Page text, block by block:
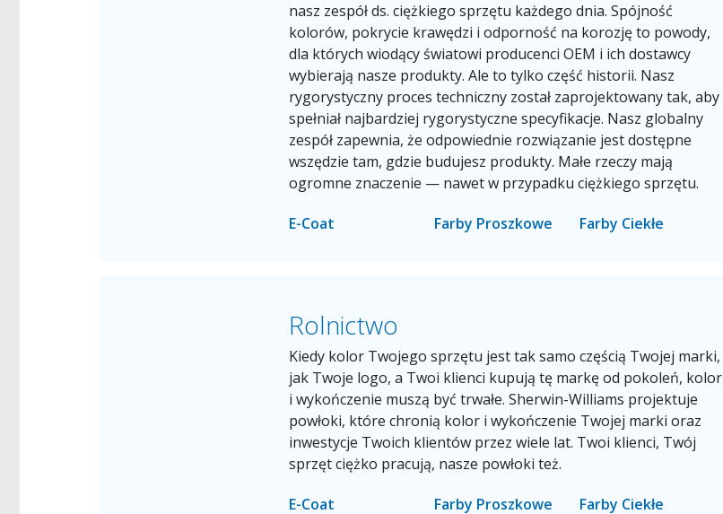
nasz zespół ds. ciężkiego sprzętu każdego dnia. Spójność
kolorów, pokrycie krawędzi i odporność na korozję to powody,
dla których wiodący światowi producenci OEM i ich dostawcy
wybierają nasze produkty. Ale to tylko część historii. Nasz
rygorystyczny proces techniczny został zaprojektowany tak, aby
spełniał najbardziej rygorystyczne specyfikacje. Nasz globalny
zespół zapewnia, że odpowiednie rozwiązanie jest dostępne
wszędzie tam, gdzie budujesz produkty. Małe rzeczy mają
ogromne znaczenie — nawet w przypadku ciężkiego sprzętu.
E-Coat Farby Proszkowe Farby Ciekłe
Rolnictwo
Kiedy kolor Twojego sprzętu jest tak samo częścią Twojej marki,
jak Twoje logo, a Twoi klienci kupują tę markę od pokoleń, kolor
i wykończenie muszą być trwałe. Sherwin-Williams projektuje
powłoki, które chronią kolor i wykończenie Twojej marki oraz
inwestycje Twoich klientów przez wiele lat. Twoi klienci, Twój
sprzęt ciężko pracują, nasze powłoki też.
E-Coat Farby Proszkowe Farby Ciekłe